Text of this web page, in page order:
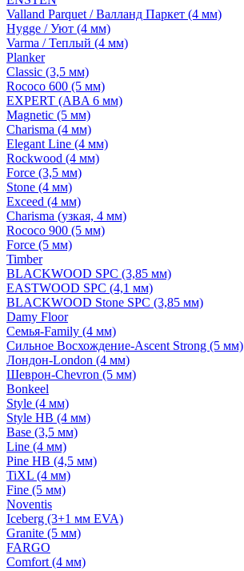
Valland Parquet / Валланд Паркет (4 мм)
Hygge / Уют (4 мм)
Varma / Теплый (4 мм)
Planker
Classic (3,5 мм)
Rococo 600 (5 мм)
EXPERT (ABA 6 мм)
Magnetic (5 мм)
Charisma (4 мм)
Elegant Line (4 мм)
Rockwood (4 мм)
Force (3,5 мм)
Stone (4 мм)
Exceed (4 мм)
Charisma (узкая, 4 мм)
Rococo 900 (5 мм)
Force (5 мм)
Timber
BLACKWOOD SPC (3,85 мм)
EASTWOOD SPC (4,1 мм)
BLACKWOOD Stone SPC (3,85 мм)
Damy Floor
Семья-Family (4 мм)
Сильное Восхождение-Ascent Strong (5 мм)
Лондон-London (4 мм)
Шеврон-Chevron (5 мм)
Bonkeel
Style (4 мм)
Style HB (4 мм)
Base (3,5 мм)
Line (4 мм)
Pine HB (4,5 мм)
TiXL (4 мм)
Fine (5 мм)
Noventis
Iceberg (3+1 мм EVA)
Granite (5 мм)
FARGO
Comfort (4 мм)